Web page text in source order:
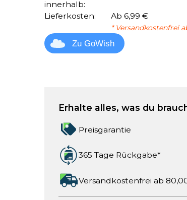
innerhalb:
Lieferkosten: Ab 6,99 €
* Versandkostenfrei
Zu GoWish
Erhalte alles, was du
Preisgarantie
365 Tage Rückgabe*
Versandkostenfrei ab